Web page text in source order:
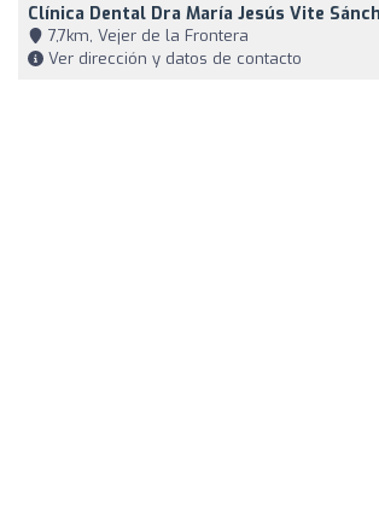
Clínica Dental Dra María Jesús Vite
7,7km, Vejer de la Frontera
Ver dirección y datos de contacto